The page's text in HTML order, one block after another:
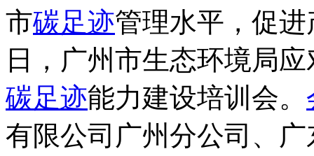
市碳足迹管理水平，促进
日，广州市生态环境局
碳足迹能力建设培训会。
有限公司广州分公司、